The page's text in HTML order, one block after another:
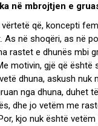
në mbrojtjen e
vërtetë që, koncepti
As në shoqëri, as në
rastet e dhunës mbi
motivin, gjë që është
dhuna, askush nuk
nga dhuna, duhet
dhe jo vetëm me
kjo nuk është vetëm